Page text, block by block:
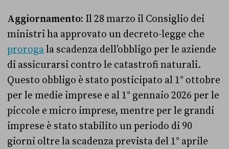
Aggiornamento: Il 28 marzo il Consiglio dei
ministri ha approvato un decreto-legge che
prorogala scadenza dell’obbligo per le aziende
di assicurarsi contro le catastrofi naturali.
Questo obbligo è stato posticipato al 1° ottobre
per le medie imprese e al 1° gennaio 2026 per le
piccole e micro imprese, mentre per le grandi
imprese è stato stabilito un periodo di 90
giorni oltre la scadenza prevista del 1° aprile